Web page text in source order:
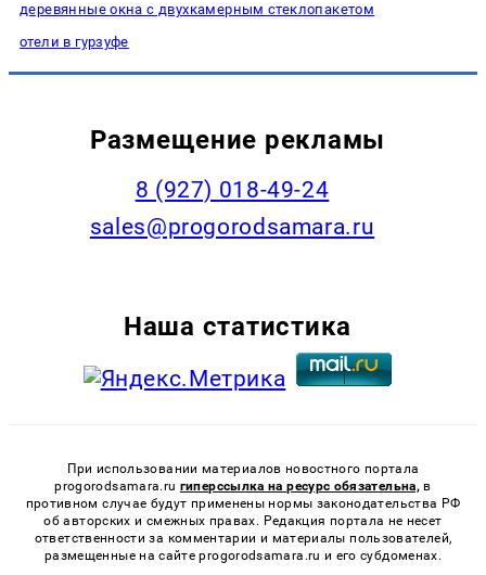
деревянные окна с двухкамерным стеклопакетом
отели в гурзуфе
Размещение рекламы
8 (927) 018-49-24
sales@progorodsamara.ru
Наша статистика
При использовании материалов новостного портала
progorodsamara.ru гиперссылка на ресурс обязательна, в
противном случае будут применены нормы законодательства РФ
об авторских и смежных правах. Редакция портала не несет
ответственности за комментарии и материалы пользователей,
размещенные на сайте progorodsamara.ru и его субдоменах.